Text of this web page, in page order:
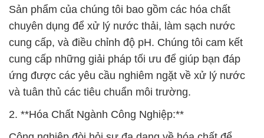
Sản phẩm của chúng tôi bao gồm các hóa chất
chuyên dụng để xử lý nước thải, làm sạch nước
cung cấp, và điều chỉnh độ pH. Chúng tôi cam kết
cung cấp những giải pháp tối ưu để giúp bạn đáp
ứng được các yêu cầu nghiêm ngặt về xử lý nước
và tuân thủ các tiêu chuẩn môi trường.
2. **Hóa Chất Ngành Công Nghiệp:**